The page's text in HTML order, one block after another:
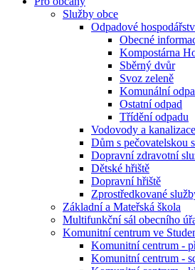
Služby obce
Odpadové
Obecné
Kompostárna
Sběrný dvůr
Svoz zeleně
Komunální
Ostatní odpad
Třídění odpadu
Vodovody a kanalizace
Dům s pečovatelskou
Dopravní zdravotní
Dětské hřiště
Dopravní hřiště
Zprostředkované
Základní a Mateřská škola
Multifunkční sál obecního
Komunitní centrum ve
Komunitní centrum -
Komunitní centrum -